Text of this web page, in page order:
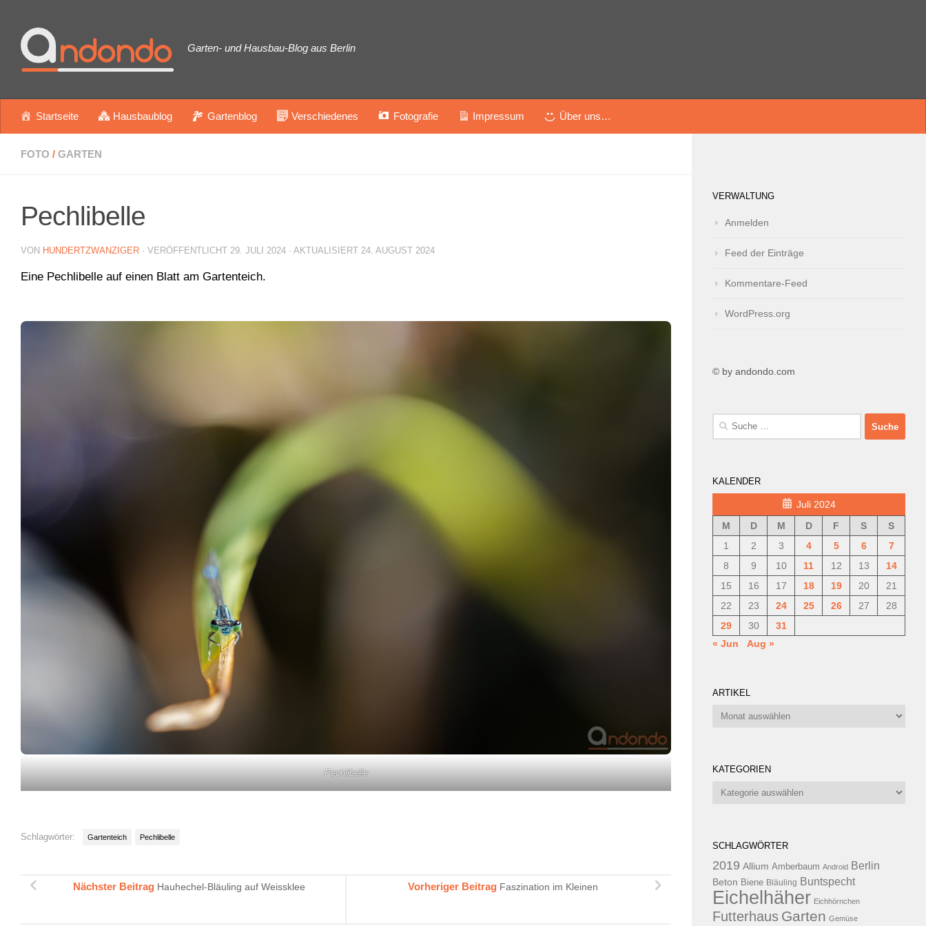
Garten- und Hausbau-Blog aus Berlin
Startseite Hausbaublog Gartenblog Verschiedenes Fotografie Impressum Über uns…
FOTO / GARTEN
Pechlibelle
VON HUNDERTZWANZIGER · VERÖFFENTLICHT 29. JULI 2024 · AKTUALISIERT 24. AUGUST 2024
Eine Pechlibelle auf einen Blatt am Gartenteich.
Pechlibelle
Schlagwörter: Gartenteich Pechlibelle
Nächster Beitrag Hauhechel-Bläuling auf Weissklee Vorheriger Beitrag Faszination im Kleinen
VERWALTUNG
Anmelden
Feed der Einträge
Kommentare-Feed
WordPress.org
© by andondo.com
Suche
KALENDER
Juli 2024
M
D M D F S
S
1
2 3 4 5 6
7
8
9 10 11 12 13
14
15
16 17 18 19 20
21
22
23 24 25 26 27
28
29
30
31
« Jun
Aug »
ARTIKEL
Artikel
KATEGORIEN
Kategorien
SCHLAGWÖRTER
2019 Allium Amberbaum Android Berlin
Beton Biene Bläuling Buntspecht
Eichelhäher Eichhörnchen
Futterhaus Garten Gemüse